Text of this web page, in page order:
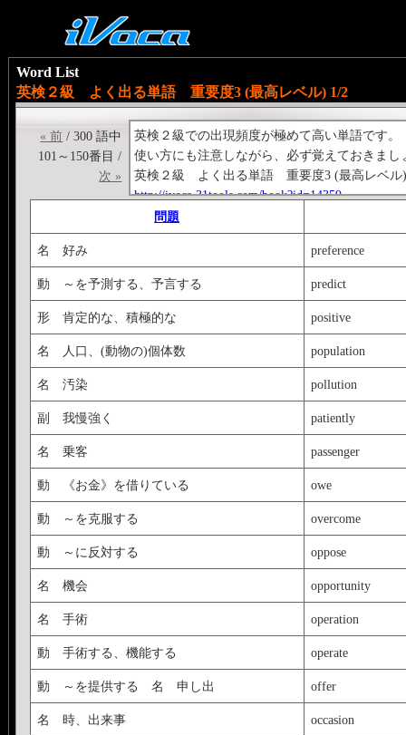
Word List
英検２級 よく出る単語 重要度3 (最高レベル) 1/2
英検２級での出現頻度が極めて高い単語です。
使い方にも注意しながら、必ず覚えておきまし
英検２級 よく出る単語 重要度3 (最高レベル)
http://ivoca.31tools.com/book?id=14359
英検２級 よく出る熟語 重要度3 (最高レベル
http://ivoca.31tools.com/book?id=14766
僕の作成した他の問題集は↓のタグのともっち
« 前 / 300 語中
101～150番目 /
次 »
問題
名 好み preference
動 ～を予測する、予言する predict
形 肯定的な、積極的な positive
名 人口、(動物の)個体数 population
名 汚染 pollution
副 我慢強く patiently
名 乗客 passenger
動 《お金》を借りている owe
動 ～を克服する overcome
動 ～に反対する oppose
名 機会 opportunity
名 手術 operation
動 手術する、機能する operate
動 ～を提供する 名 申し出 offer
名 時、出来事 occasion